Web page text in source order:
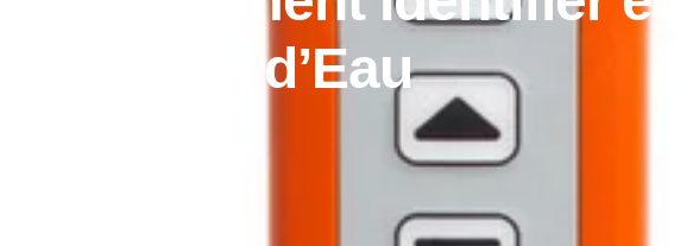
Fuites d’Eau